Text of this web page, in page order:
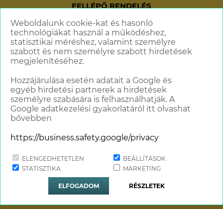
Weboldalunk cookie-kat és hasonló
technológiákat használ a működéshez,
statisztikai méréshez, valamint személyre
szabott és nem személyre szabott hirdetések
megjelenítéséhez.
Hozzájárulása esetén adatait a Google és
egyéb hirdetési partnerek a hirdetések
személyre szabására is felhasználhatják. A
Google adatkezelési gyakorlatáról itt olvashat
bővebben
https://business.safety.google/privacy
ELENGEDHETETLEN
BEÁLLÍTÁSOK
STATISZTIKA
MARKETING
ELFOGADOM RÉSZLETEK
FELLÉPŐ RENDELÉS
+36 70 621 6606
info@standupcomedy.hu
Minden jog fenntartva © 2018 - 2026
Website & Design by
TGweb.hu